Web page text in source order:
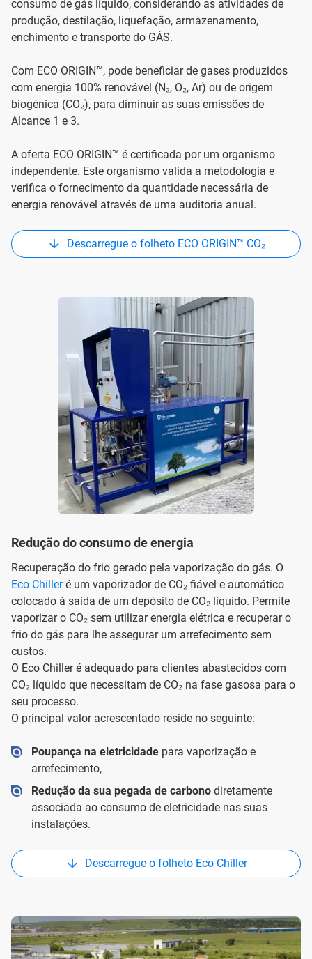
consumo de gás líquido, considerando as atividades de
produção, destilação, liquefação, armazenamento,
enchimento e transporte do GÁS.
Com ECO ORIGIN™, pode beneficiar de gases produzidos
com energia 100% renovável (N₂, O₂, Ar) ou de origem
biogénica (CO₂), para diminuir as suas emissões de
Alcance 1 e 3.
A oferta ECO ORIGIN™ é certificada por um organismo
independente. Este organismo valida a metodologia e
verifica o fornecimento da quantidade necessária de
energia renovável através de uma auditoria anual.
Descarregue o folheto ECO ORIGIN™ CO₂
Redução do consumo de energia
Recuperação do frio gerado pela vaporização do gás. O
Eco Chilleré um vaporizador de CO₂ fiável e automático
colocado à saída de um depósito de CO₂ líquido. Permite
vaporizar o CO₂ sem utilizar energia elétrica e recuperar o
frio do gás para lhe assegurar um arrefecimento sem
custos.
O Eco Chiller é adequado para clientes abastecidos com
CO₂ líquido que necessitam de CO₂ na fase gasosa para o
seu processo.
O principal valor acrescentado reside no seguinte:
Poupança na eletricidadepara vaporização e
arrefecimento,
Redução da sua pegada de carbonodiretamente
associada ao consumo de eletricidade nas suas
instalações.
Descarregue o folheto Eco Chiller